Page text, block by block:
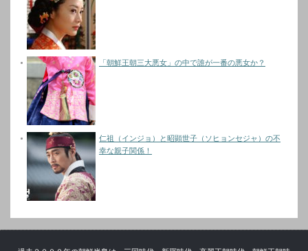
「朝鮮王朝三大悪女」の中で誰が一番の悪女か？
仁祖（インジョ）と昭顕世子（ソヒョンセジャ）の不
幸な親子関係！